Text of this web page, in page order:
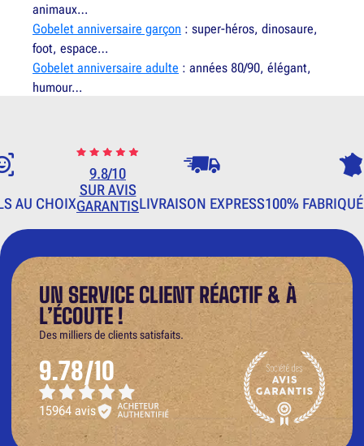
animaux…
Gobelet anniversaire garçon : super-héros, dinosaure,
foot, espace…
Gobelet anniversaire adulte : années 80/90, élégant,
humour…
AU CHOIX
9.8/10
SUR AVIS
GARANTISLIVRAISON EXPRESS100%
UN SERVICE CLIENT RÉACTIF & À
L’ÉCOUTE !
Des milliers de clients satisfaits.
9.78/10
15964 avis